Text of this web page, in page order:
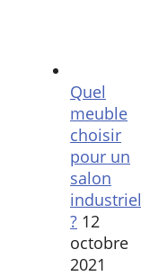
Quel
meuble
choisir
pour un
salon
industriel
? 12
octobre
2021